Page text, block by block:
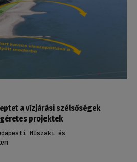
a vízjárási szélsőségek
projektek
Műszaki és